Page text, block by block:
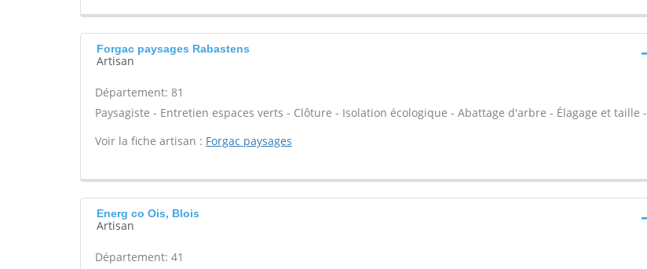
Forgac paysages Rabastens
Artisan
Département: 81
Paysagiste - Entretien espaces verts - Clôture - Isolation écologique - Abattage d'arbre - Élagage et taille -
Voir la fiche artisan : Forgac paysages
Energ co Ois, Blois
Artisan
Département: 41